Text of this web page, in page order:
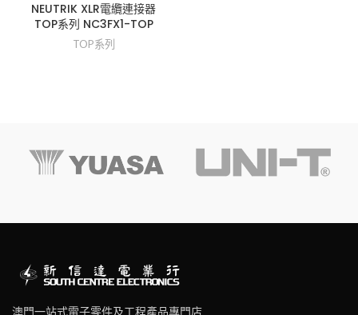
NEUTRIK XLR電纜連接器
TOP系列 NC3FX1-TOP
TOP系列
澳門一站式電子零件及工程產品專門店